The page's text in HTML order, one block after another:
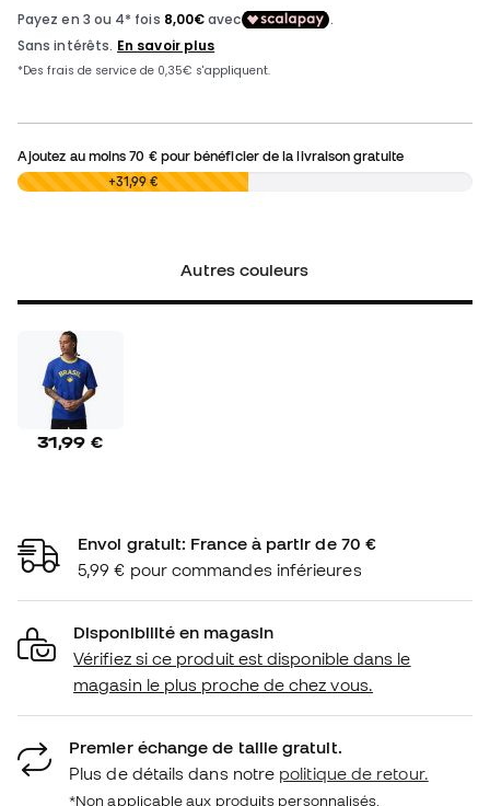
Ajoutez au moins70 €pour bénéficier de la livraison gratuite
0,00 € +31,99 €
Autres couleurs
31,99 €
Envoi gratuit: France à partir de 70 €
5,99 € pour commandes inférieures
Disponibilité en magasin
Vérifiez si ce produit est disponible dans le
magasin le plus proche de chez vous.
Premier échange de taille gratuit.
Plus de détails dans notre politique de retour.
*Non applicable aux produits personnalisés.